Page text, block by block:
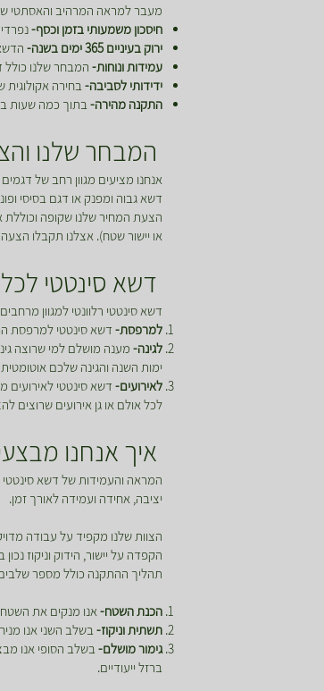
מעבר למראה המרהיב והאסתטי
חיסכון משמעותי בזמן וכסף-
ירוק בעיניים 365 ימים בשנה-
עמידות ונוחות- המבחר שלנו
ידידותי לסביבה- בחירה
התקנה מהירה- בתוך כמה שעות
המבחר שלנו
אנחנו מציעים מגוון רחב של
דשא גבוה ומפנק או דגם בסיסי
הצעת המחיר שלנו שקופה
או יישור שטח). אצלנו תקבלו
דשא סינטטי
דשא סינטטי רלוונטי למגוון מרחבים
למרפסת- דשא סינטטי למרפסת
לגינה- מענה מושלם למי שרוצה
ימות השנה והגינה שלכם
לאירועים- דשא סינטטי לאירועים
לכל אולם או גן אירועים שרוצים
איך אנחנו
המראה והעמידות של דשא
יציבה, אחידה ועמידה לאורך זמן.
הצוות שלנו מקפיד על עבודה
הקפדה על יישור, הידוק וניקוז
תהליך ההתקנה כולל מספר
הכנת השטח- אנו מנקים את
תשתית וניקוז- בשלב השני אנו
גימור מושלם- בשלב הסופי אנו
ברזל ייעודיים.